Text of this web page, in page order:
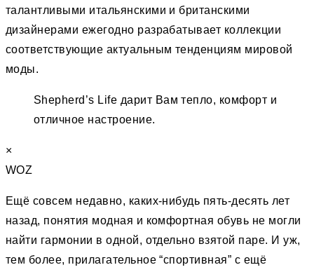
талантливыми итальянскими и британскими
дизайнерами ежегодно разрабатывает коллекции
соответствующие актуальным тенденциям мировой
моды.
Shepherd’s Life дарит Вам тепло, комфорт и
отличное настроение.
×
WOZ
Ещё совсем недавно, каких-нибудь пять-десять лет
назад, понятия модная и комфортная обувь не могли
найти гармонии в одной, отдельно взятой паре. И уж,
тем более, прилагательное “спортивная” c ещё